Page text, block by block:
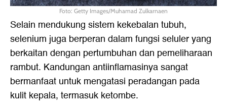
Foto: Getty Images/Muhamad Zulkarnaen
Selain mendukung sistem kekebalan tubuh,
selenium juga berperan dalam fungsi seluler yang
berkaitan dengan pertumbuhan dan pemeliharaan
rambut. Kandungan antiinflamasinya sangat
bermanfaat untuk mengatasi peradangan pada
kulit kepala, termasuk ketombe.